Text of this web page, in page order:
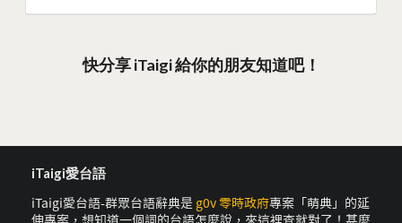
快分享 iTaigi 給你的朋友知道吧！
iTaigi愛台語
iTaigi愛台語-群眾台語辭典是 g0v 零時政府專案「萌典」的延